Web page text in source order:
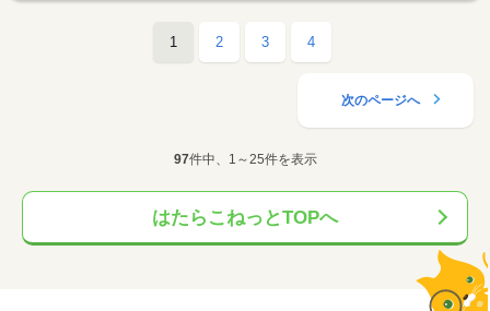
1 2 3 4
次のページへ
97件中、1～25件を表示
はたらこねっとTOPへ